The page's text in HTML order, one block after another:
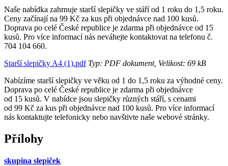
Naše nabídka zahrnuje starší slepičky ve stáří od 1 roku do 1,5 roku.
Ceny začínají na 99 Kč za kus při objednávce nad 100 kusů.
Doprava po celé České republice je zdarma při objednávce od 15
kusů. Pro více informací nás neváhejte kontaktovat na telefonu č.
704 104 660.
Starší slepičky A4 (1).pdfTyp: PDF dokument, Velikost: 69 kB
Nabízíme starší slepičky ve věku od 1 do 1,5 roku za výhodné ceny.
Doprava po celé České republice je zdarma při objednávce
od 15 kusů. V nabídce jsou slepičky různých stáří, s cenami
od 99 Kč za kus při objednávce nad 100 kusů. Pro více informací
nás kontaktujte telefonicky nebo navštivte naše webové stránky.
Přílohy
skupina slepiček